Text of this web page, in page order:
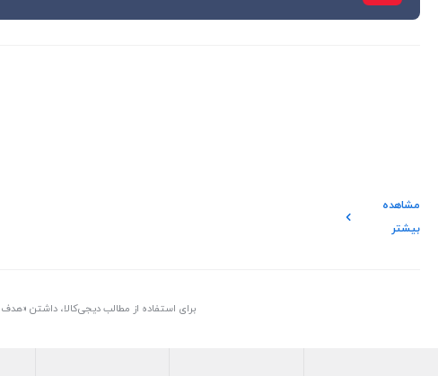
مشاهده
بیشتر
برای استفاده از مطالب دیجی‌کالا، داشتن